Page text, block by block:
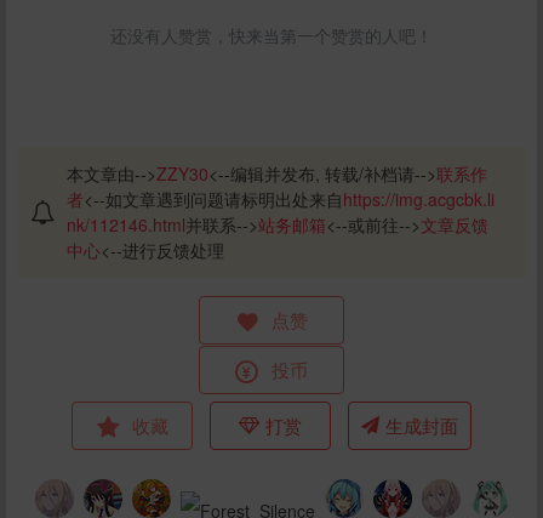
还没有人赞赏，快来当第一个赞赏的人吧！
本文章由-->ZZY30<--编辑并发布, 转载/补档请-->联系作
者<--如文章遇到问题请标明出处来自https://img.acgcbk.li
nk/112146.html并联系-->站务邮箱<--或前往-->文章反馈
中心<--进行反馈处理
点赞
投币
收藏 打赏 生成封面